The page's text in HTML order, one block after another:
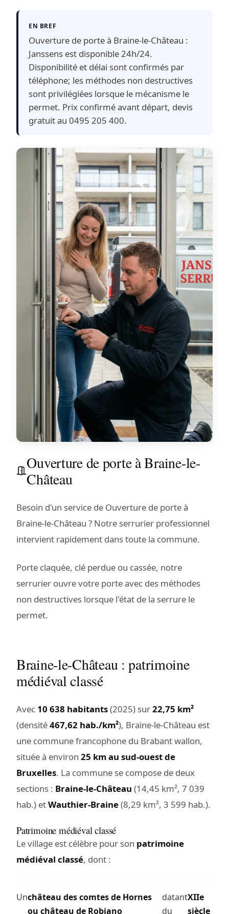
EN BREF
Ouverture de porte à Braine-le-Château :
Janssens est disponible 24h/24.
Disponibilité et délai sont confirmés par
téléphone; les méthodes non destructives
sont privilégiées lorsque le mécanisme le
permet. Prix confirmé avant départ, devis
gratuit au 0495 205 400.
Ouverture de porte à Braine-le-
Château
Besoin d'un service de Ouverture de porte à
Braine-le-Château ? Notre serrurier professionnel
intervient rapidement dans toute la commune.
Porte claquée, clé perdue ou cassée, notre
serrurier ouvre votre porte avec des méthodes
non destructives lorsque l'état de la serrure le
permet.
Braine-le-Château : patrimoine
médiéval classé
Avec 10 638 habitants(2025) sur22,75 km²
(densité467,62 hab./km²), Braine-le-Château est
une commune francophone du Brabant wallon,
située à environ 25 km au sud-ouest de
Bruxelles. La commune se compose de deux
sections : Braine-le-Château (14,45 km², 7 039
hab.) etWauthier-Braine(8,29 km², 3 599 hab.).
Patrimoine médiéval classé
Le village est célèbre pour son patrimoine
médiéval classé, dont :
Unchâteau des comtes de Hornes
ou château de Robiano
datant
du
XIIe
siècle